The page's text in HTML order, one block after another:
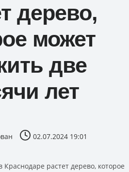
дерево,
может
две
лет
02.07.2024 19:01
Краснодаре растет дерево, которое